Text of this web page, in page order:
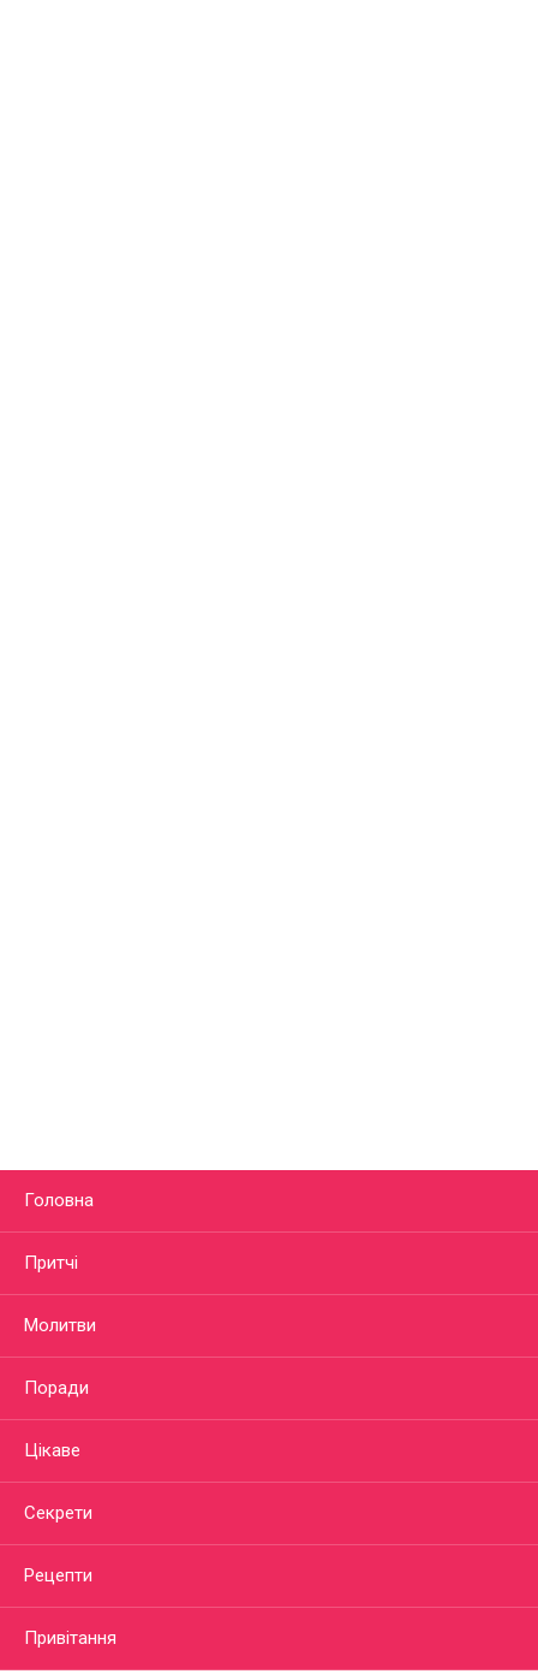
Головна
Притчі
Молитви
Поради
Цікаве
Секрети
Рецепти
Привітання